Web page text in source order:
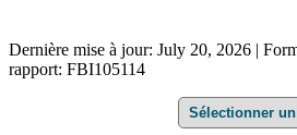
Dernière mise à jour: July 20, 2026 |
rapport: FBI105114